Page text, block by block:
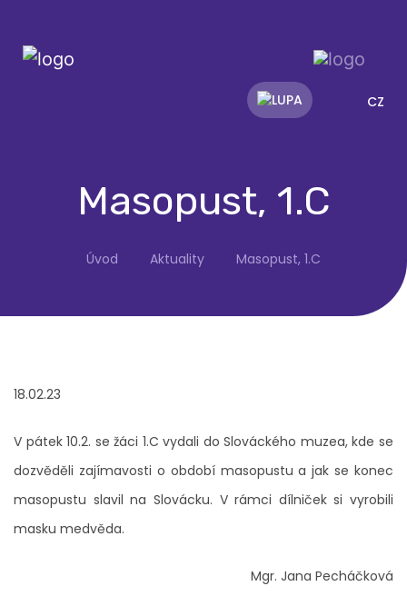
CZ
Masopust, 1.C
Úvod Aktuality Masopust, 1.C
18.02.23
V pátek 10.2. se žáci 1.C vydali do Slováckého muzea, kde se
dozvěděli zajímavosti o období masopustu a jak se konec
masopustu slavil na Slovácku. V rámci dílniček si vyrobili
masku medvěda.
Mgr. Jana Pecháčková